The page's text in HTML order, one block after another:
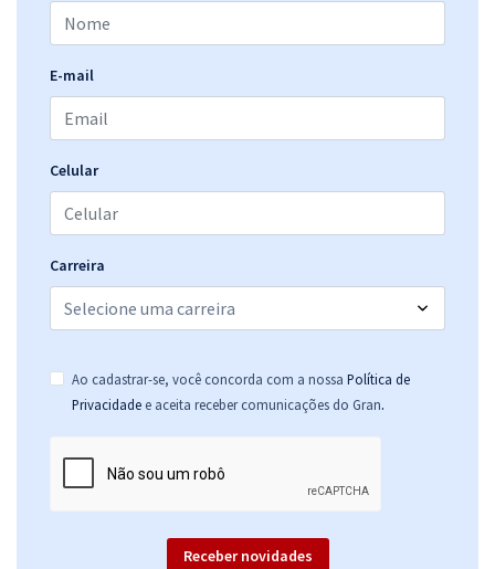
E-mail
Celular
Carreira
Ao cadastrar-se, você concorda com a nossa Política de
Privacidade e aceita receber comunicações do Gran.
Receber novidades